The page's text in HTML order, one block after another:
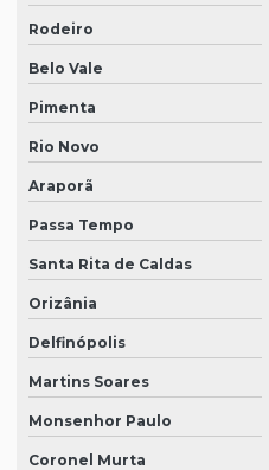
Rodeiro
Belo Vale
Pimenta
Rio Novo
Araporã
Passa Tempo
Santa Rita de Caldas
Orizânia
Delfinópolis
Martins Soares
Monsenhor Paulo
Coronel Murta